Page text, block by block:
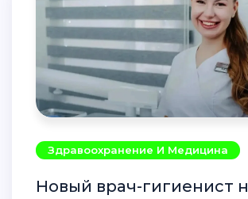
Здравоохранение И Медицина
Новый врач-гигиенист начал